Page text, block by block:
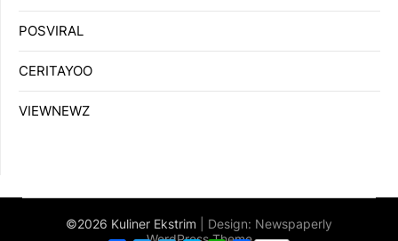
POSVIRAL
CERITAYOO
VIEWNEWZ
©2026 Kuliner Ekstrim | Design: Newspaperly